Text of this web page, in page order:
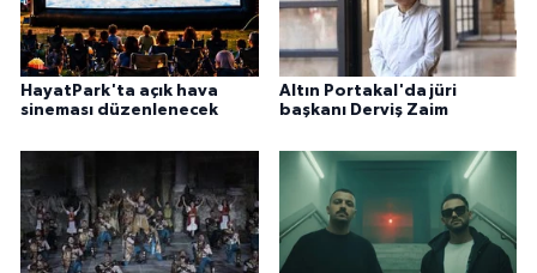
HayatPark'ta açık hava
sineması düzenlenecek
Altın Portakal'da jüri
başkanı Derviş Zaim